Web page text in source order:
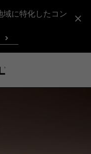
域に特化したコン